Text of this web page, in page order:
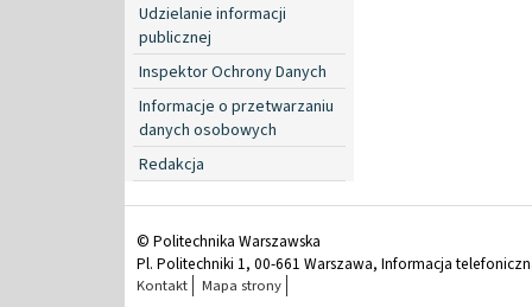
Udzielanie informacji
publicznej
Inspektor Ochrony Danych
Informacje o przetwarzaniu
danych osobowych
Redakcja
© Politechnika Warszawska
Pl. Politechniki 1, 00-661 Warszawa, Informacja
Kontakt Mapa strony